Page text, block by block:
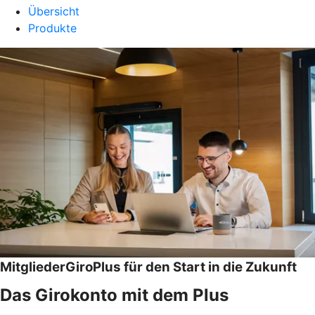
Übersicht
Produkte
MitgliederGiroPlus für den Start in die Zukunft
Das Girokonto mit dem Plus